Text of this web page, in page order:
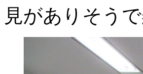
見がありそう